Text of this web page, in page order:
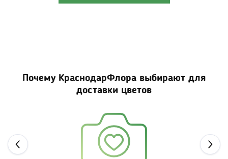
Почему КраснодарФлора выбирают для
доставки цветов